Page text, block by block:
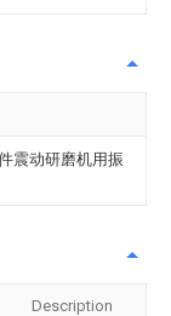
震动研磨机用振
Description